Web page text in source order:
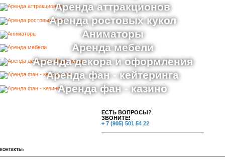
Аренда аттракционов
Аренда ростовых кукол
Аниматоры
Аренда мебели
Аренда декора и оформления
Аренда фан - кейтеринга
Аренда фан - казино
ЕСТЬ ВОПРОСЫ?
ЗВОНИТЕ!
+ 7 (905) 501 54 22
КОНТАКТЫ: